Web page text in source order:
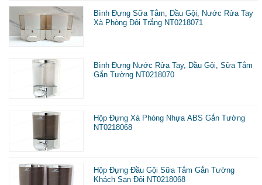
Bình Đựng Sữa Tắm, Dầu Gội, Nước Rửa Tay
Xà Phòng Đôi Trắng NT0218071
Bình Đựng Nước Rửa Tay, Dầu Gội, Sữa Tắm
Gắn Tường NT0218070
Hộp Đựng Xà Phòng Nhựa ABS Gắn Tường
NT0218068
Hộp Đựng Đầu Gội Sữa Tắm Gắn Tường
Khách Sạn Đôi NT0218068